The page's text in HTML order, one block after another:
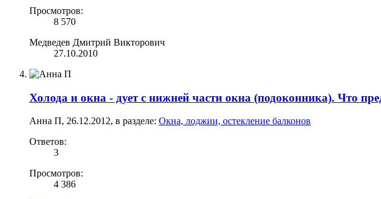
Просмотров:
8 570
Медведев Дмитрий Викторович
27.10.2010
Холода и окна - дует с нижней части окна (подоконника). Что
Анна П, 26.12.2012, в разделе: Окна, лоджии, остекление балконов
Ответов:
3
Просмотров:
4 386